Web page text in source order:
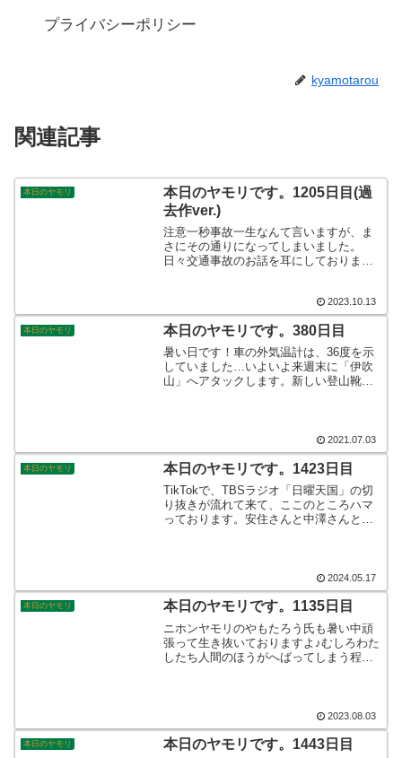
プライバシーポリシー
kyamotarou
関連記事
本日のヤモリ
本日のヤモリです。1205日目(過
去作ver.)
注意一秒事故一生なんて言いますが、ま
さにその通りになってしまいました。
日々交通事故のお話を耳にしております
度身辺を見直して気を引き締めて行動し
ます。そんなこんなで、本日のヤモリで
す。
2023.10.13
本日のヤモリ 本日のヤモリです。380日目
暑い日です！車の外気温計は、36度を示
していました…いよいよ来週末に「伊吹
山」へアタックします。新しい登山靴の
ー」も虎視眈々と控えておりますよ☆
2021.07.03
本日のヤモリ 本日のヤモリです。1423日目
TikTokで、TBSラジオ「日曜天国」の切
り抜きが流れて来て、ここのところハマ
っております。安住さんと中澤さんとの
そんなこんなで、本日のヤモリです。
2024.05.17
本日のヤモリ 本日のヤモリです。1135日目
ニホンヤモリのやもたろう氏も暑い中頑
張って生き抜いておりますよ♪むしろわた
したち人間のほうがへばってしまう程の
くれ！そんなこんなで、本日のヤモリで
す。
2023.08.03
本日のヤモリ 本日のヤモリです。1443日目